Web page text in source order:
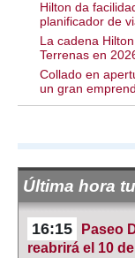
Hilton da
planificador de
La cadena
Terrenas en
Collado en
un gran
Última hora
16:15
Paseo
reabrirá el 10